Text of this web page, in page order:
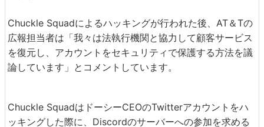
Chuckle Squadによるハッキングが行われた後、AT＆Tの
広報担当者は「我々は法執行機関と協力して顧客サービス
を復元し、アカウントをセキュリティで保護する方法を議
論しています」とコメントしています。
Chuckle SquadはドーシーCEOのTwitterアカウントをハ
ッキングした際に、Discordのサーバーへの参加を求める